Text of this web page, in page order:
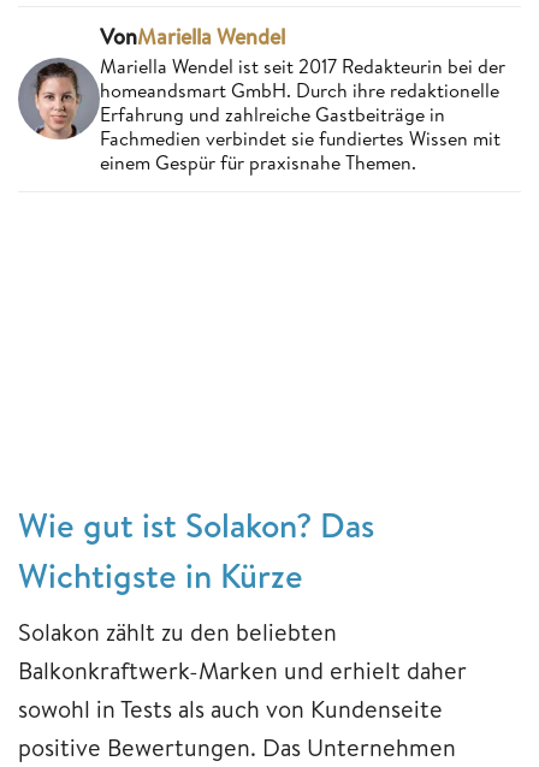
VonMariella Wendel
Mariella Wendel ist seit 2017 Redakteurin bei der
homeandsmart GmbH. Durch ihre redaktionelle
Erfahrung und zahlreiche Gastbeiträge in
Fachmedien verbindet sie fundiertes Wissen mit
einem Gespür für praxisnahe Themen.
Wie gut ist Solakon? Das
Wichtigste in Kürze
Solakon zählt zu den beliebten
Balkonkraftwerk-Marken und erhielt daher
sowohl in Tests als auch von Kundenseite
positive Bewertungen. Das Unternehmen